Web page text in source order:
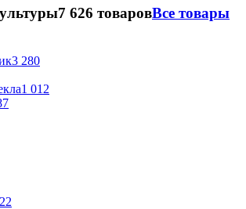
7 626 товаровВсе товары
3 280
1 012
22